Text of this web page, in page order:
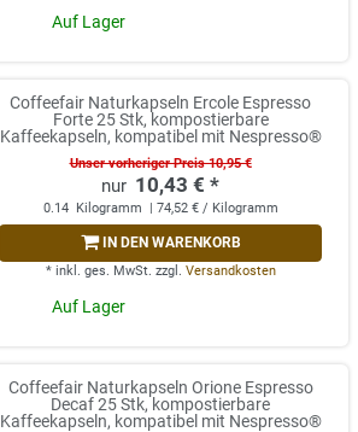
Auf Lager
Coffeefair Naturkapseln Ercole Espresso
Forte 25 Stk, kompostierbare
Kaffeekapseln, kompatibel mit Nespresso®
Unser vorheriger Preis 10,95 €
10,43 € *
0.14 Kilogramm | 74,52 € / Kilogramm
IN DEN WARENKORB
* inkl. ges. MwSt. zzgl. Versandkosten
Auf Lager
Coffeefair Naturkapseln Orione Espresso
Decaf 25 Stk, kompostierbare
Kaffeekapseln, kompatibel mit Nespresso®